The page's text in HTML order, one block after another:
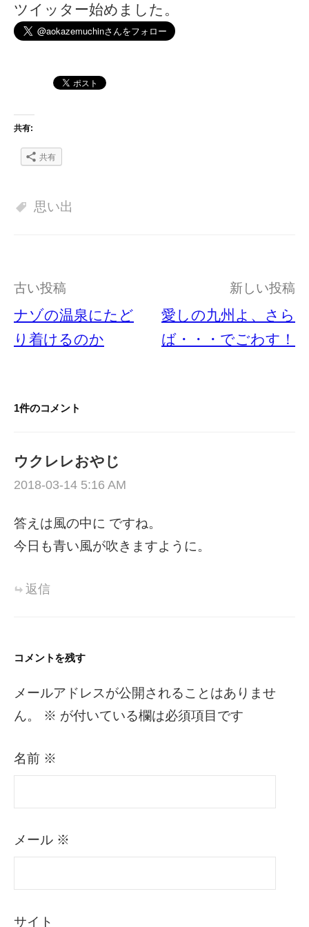
ツイッター始めました。
共有:
共有
思い出
投
稿
ナ
ビ
シ
ン
古い投稿
ナゾの温泉にたど
り着けるのか
新しい投稿
愛しの九州よ、さら
ば・・・でごわす！
1件のコメント
ウクレレおやじ
2018-03-14 5:16 AM
答えは風の中に ですね。
今日も青い風が吹きますように。
返信
コメントを残す
メールアドレスが公開されることはありませ
ん。
※ が付いている欄は必須項目です
名前 ※
メール ※
サイト